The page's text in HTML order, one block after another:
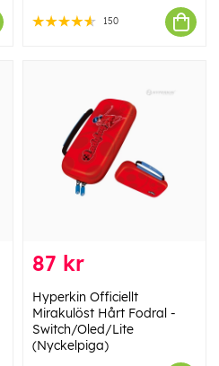
150
87 kr
Hyperkin Officiellt
Mirakulöst Hårt Fodral -
Switch/Oled/Lite
(Nyckelpiga)